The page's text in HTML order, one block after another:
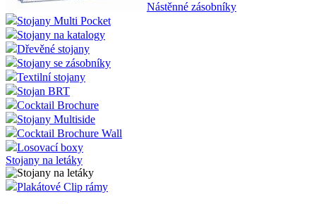
Nástěnné zásobníky
Stojany Multi Pocket
Stojany na katalogy
Dřevěné stojany
Stojany se zásobníky
Textilní stojany
Stojan BRT
Cocktail Brochure
Stojany Multiside
Cocktail Brochure Wall
Losovací boxy
Stojany na letáky
Plakátové Clip rámy